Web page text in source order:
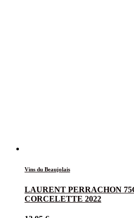
Vins du Beaujolais
LAURENT PERRACHON
CORCELETTE 2022